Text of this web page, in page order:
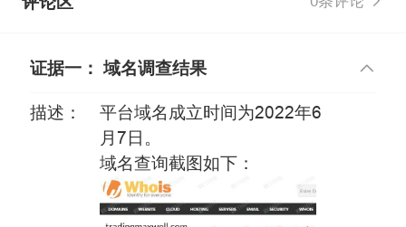
证据一： 域名调查结果
描述：
平台域名成立时间为2022年6
月7日。
域名查询截图如下：